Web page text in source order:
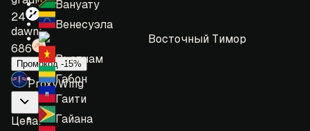
Вануату
Венесуэла
Восточный Тимор
Вьетнам
Габон
Гаити
Гайана
24
dawn:
686
Промокод -15%
ProxyWing
Цена: